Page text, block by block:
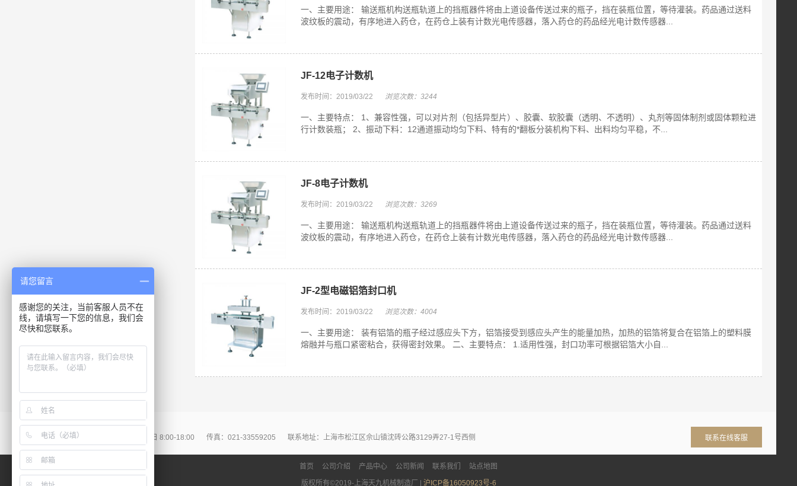
一、主要用途： 输送瓶机构送瓶轨道上的挡瓶器件将由上道设备传送过来的瓶子，挡在装瓶位置，等待灌装。药品通过送料
波纹板的震动，有序地进入药仓，在药仓上装有计数光电传感器，落入药仓的药品经光电计数传感器...
JF-12电子计数机
发布时间：2019/03/22 浏览次数：3244
一、主要特点： 1、兼容性强，可以对片剂（包括异型片）、胶囊、软胶囊（透明、不透明）、丸剂等固体制剂或固体颗粒进
行计数装瓶； 2、振动下料：12通道振动均匀下料、特有的*翻板分装机构下料、出料均匀平稳，不...
JF-8电子计数机
发布时间：2019/03/22 浏览次数：3269
一、主要用途： 输送瓶机构送瓶轨道上的挡瓶器件将由上道设备传送过来的瓶子，挡在装瓶位置，等待灌装。药品通过送料
波纹板的震动，有序地进入药仓，在药仓上装有计数光电传感器，落入药仓的药品经光电计数传感器...
JF-2型电磁铝箔封口机
发布时间：2019/03/22 浏览次数：4004
一、主要用途： 装有铝箔的瓶子经过感应头下方，铝箔接受到感应头产生的能量加热，加热的铝箔将复合在铝箔上的塑料膜
熔融并与瓶口紧密粘合，获得密封效果。 二、主要特点： 1.适用性强，封口功率可根据铝箔大小自...
86-021-57667108 周一至周日 8:00-18:00 传真：021-33559205 联系地址：上海市松江区佘山镇沈砖公路3129弄27-1号西侧 联系在线客服
首页 公司介绍 产品中心 公司新闻 联系我们
站点地图
版权所有©2019-上海天九机械制造厂 | 沪ICP备16050923号-6
请您留言
感谢您的关注，当前客服人员不在
线，请填写一下您的信息，我们会
尽快和您联系。